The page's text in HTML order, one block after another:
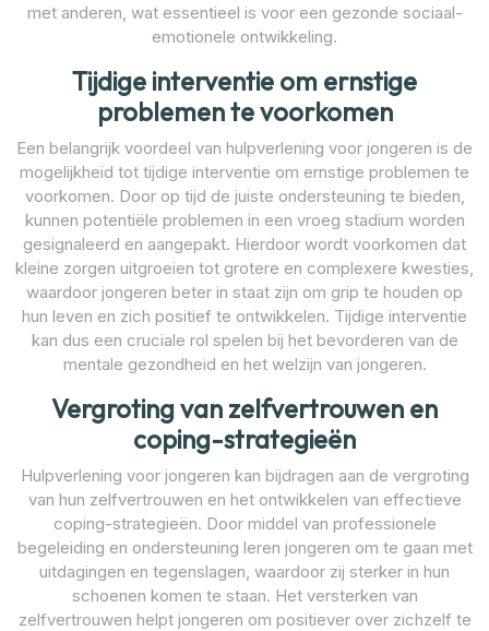
met anderen, wat essentieel is voor een gezonde sociaal-
emotionele ontwikkeling.
Tijdige interventie om ernstige
problemen te voorkomen
Een belangrijk voordeel van hulpverlening voor jongeren is de
mogelijkheid tot tijdige interventie om ernstige problemen te
voorkomen. Door op tijd de juiste ondersteuning te bieden,
kunnen potentiële problemen in een vroeg stadium worden
gesignaleerd en aangepakt. Hierdoor wordt voorkomen dat
kleine zorgen uitgroeien tot grotere en complexere kwesties,
waardoor jongeren beter in staat zijn om grip te houden op
hun leven en zich positief te ontwikkelen. Tijdige interventie
kan dus een cruciale rol spelen bij het bevorderen van de
mentale gezondheid en het welzijn van jongeren.
Vergroting van zelfvertrouwen en
coping-strategieën
Hulpverlening voor jongeren kan bijdragen aan de vergroting
van hun zelfvertrouwen en het ontwikkelen van effectieve
coping-strategieën. Door middel van professionele
begeleiding en ondersteuning leren jongeren om te gaan met
uitdagingen en tegenslagen, waardoor zij sterker in hun
schoenen komen te staan. Het versterken van
zelfvertrouwen helpt jongeren om positiever over zichzelf te